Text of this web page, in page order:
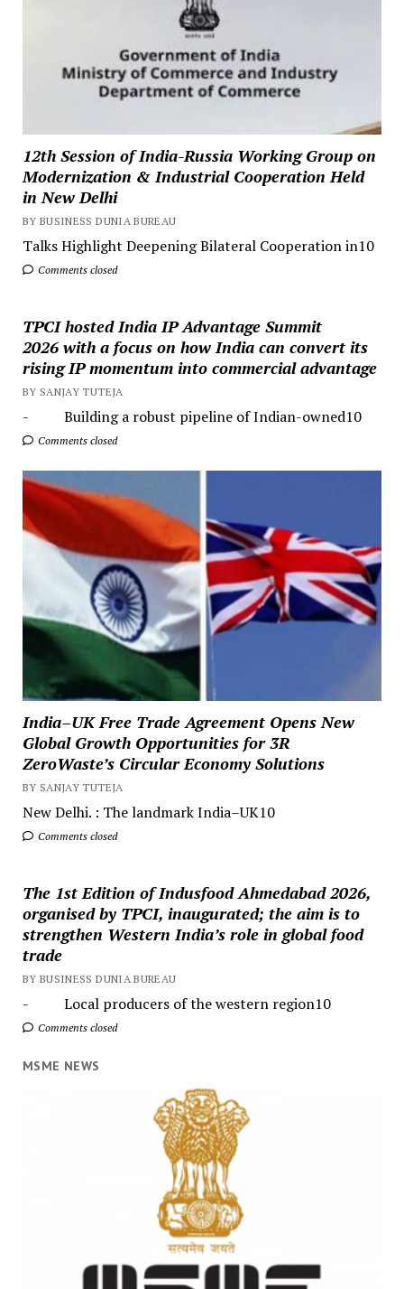
12th Session of India-Russia Working Group on
Modernization & Industrial Cooperation Held
in New Delhi
BY BUSINESS DUNIA BUREAU
Talks Highlight Deepening Bilateral Cooperation in10
Comments closed
TPCI hosted India IP Advantage Summit
2026 with a focus on how India can convert its
rising IP momentum into commercial advantage
BY SANJAY TUTEJA
- Building a robust pipeline of Indian-owned10
Comments closed
India–UK Free Trade Agreement Opens New
Global Growth Opportunities for 3R
ZeroWaste’s Circular Economy Solutions
BY SANJAY TUTEJA
New Delhi. : The landmark India–UK10
Comments closed
The 1st Edition of Indusfood Ahmedabad 2026,
organised by TPCI, inaugurated; the aim is to
strengthen Western India’s role in global food
trade
BY BUSINESS DUNIA BUREAU
- Local producers of the western region10
Comments closed
MSME NEWS